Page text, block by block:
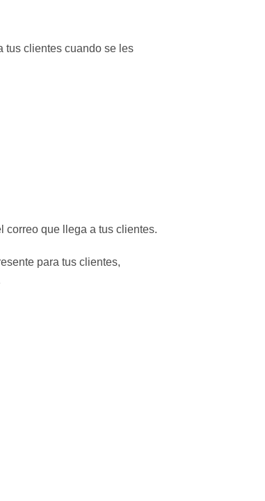
tus clientes cuando se les
correo que llega a tus clientes.
para tus clientes,